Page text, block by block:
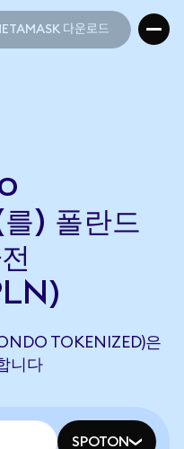
다운로드
) 폴란드
TOKENIZED)은
니다
SPOTON